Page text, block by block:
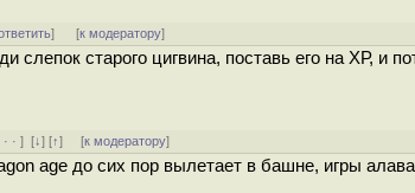
] [к модератору]
слепок старого цигвина, поставь его на ХР, и
· ·][↓] [↑] [к модератору]
age до сих пор вылетает в башне, игры